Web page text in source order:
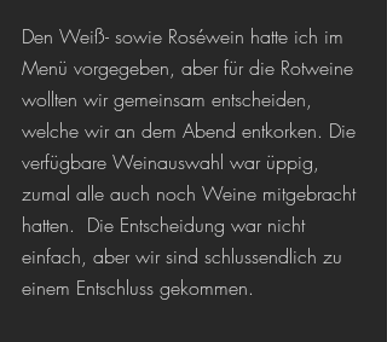
Den Weiß- sowie Roséwein hatte ich im
Menü vorgegeben, aber für die Rotweine
wollten wir gemeinsam entscheiden,
welche wir an dem Abend entkorken. Die
verfügbare Weinauswahl war üppig,
zumal alle auch noch Weine mitgebracht
hatten.  Die Entscheidung war nicht
einfach, aber wir sind schlussendlich zu
einem Entschluss gekommen.